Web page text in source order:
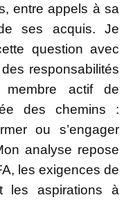
entre appels à sa
ses acquis. Je
question avec
responsabilités
membre actif de
des chemins :
ou s’engager
analyse repose
les exigences de
les aspirations à